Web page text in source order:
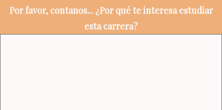
Por favor, contanos... ¿Por qué te interesa estudiar
esta carrera?